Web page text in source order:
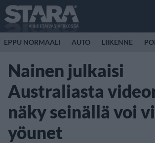
EPPU NORMAALI AUTO LIIKENNE
Nainen julkaisi
Australiasta
näky seinällä voi
yöunet